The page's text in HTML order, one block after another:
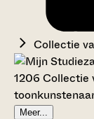
Collectie
1206 Collectie
Meer...